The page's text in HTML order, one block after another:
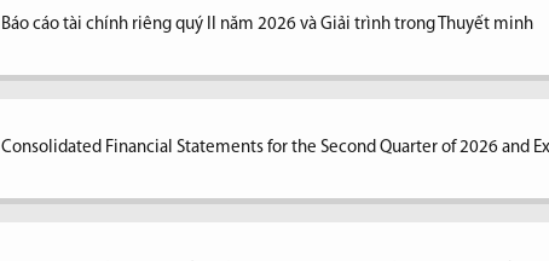
Báo cáo tài chính riêng quý II năm 2026 và Giải trình trong Thuyết minh
Consolidated Financial Statements for the Second Quarter of 2026 and